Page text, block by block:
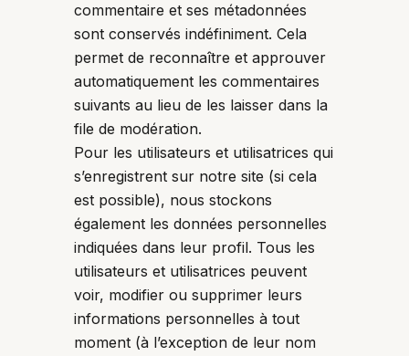
commentaire et ses métadonnées
sont conservés indéfiniment. Cela
permet de reconnaître et approuver
automatiquement les commentaires
suivants au lieu de les laisser dans la
file de modération.
Pour les utilisateurs et utilisatrices qui
s’enregistrent sur notre site (si cela
est possible), nous stockons
également les données personnelles
indiquées dans leur profil. Tous les
utilisateurs et utilisatrices peuvent
voir, modifier ou supprimer leurs
informations personnelles à tout
moment (à l’exception de leur nom